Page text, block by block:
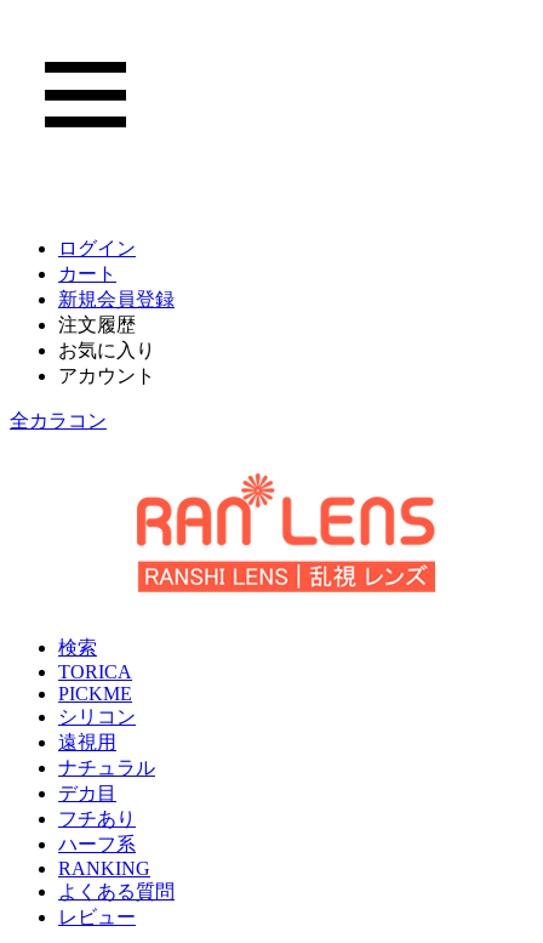
ログイン
カート
新規会員登録
注文履歴
お気に入り
アカウント
全カラコン
検索
TORICA
PICKME
シリコン
遠視用
ナチュラル
デカ目
フチあり
ハーフ系
RANKING
よくある質問
レビュー